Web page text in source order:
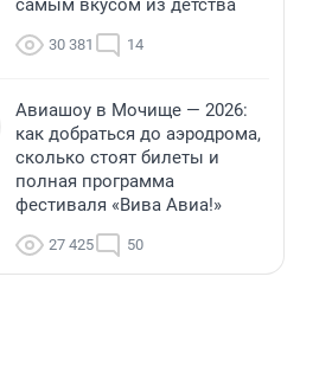
самым вкусом из детства
30 381 14
Авиашоу в Мочище — 2026:
как добраться до аэродрома,
сколько стоят билеты и
полная программа
фестиваля «Вива Авиа!»
27 425 50